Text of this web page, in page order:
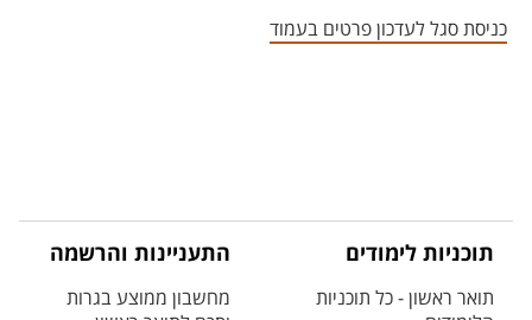
כניסת סגל לעדכון פרטים בעמוד
תוכניות לימודים
תואר ראשון - כל תוכניות
התעניינות והרשמה
מחשבון ממוצע בגרות